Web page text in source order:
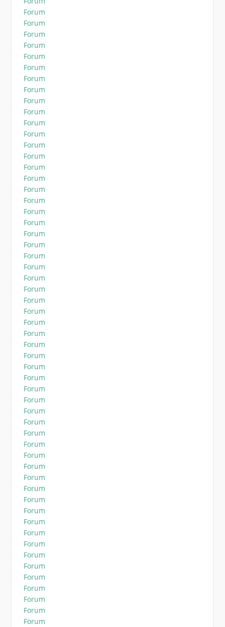
Forum
Forum
Forum
Forum
Forum
Forum
Forum
Forum
Forum
Forum
Forum
Forum
Forum
Forum
Forum
Forum
Forum
Forum
Forum
Forum
Forum
Forum
Forum
Forum
Forum
Forum
Forum
Forum
Forum
Forum
Forum
Forum
Forum
Forum
Forum
Forum
Forum
Forum
Forum
Forum
Forum
Forum
Forum
Forum
Forum
Forum
Forum
Forum
Forum
Forum
Forum
Forum
Forum
Forum
Forum
Forum